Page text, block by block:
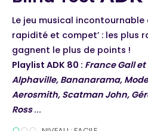
Le jeu musical incontournable
rapidité et compet’ : les plus
gagnent le plus de points !
Playlist ADK 80 : France Gall
Alphaville, Bananarama,
Aerosmith, Scatman John,
Ross...